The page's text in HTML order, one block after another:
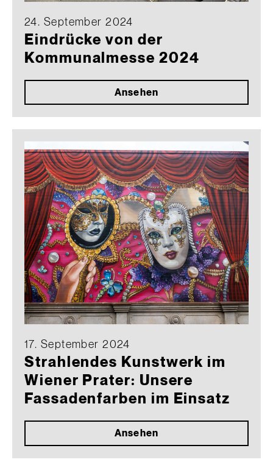
24. September 2024
Eindrücke von der
Kommunalmesse 2024
Ansehen
17. September 2024
Strahlendes Kunstwerk im
Wiener Prater: Unsere
Fassadenfarben im Einsatz
Ansehen